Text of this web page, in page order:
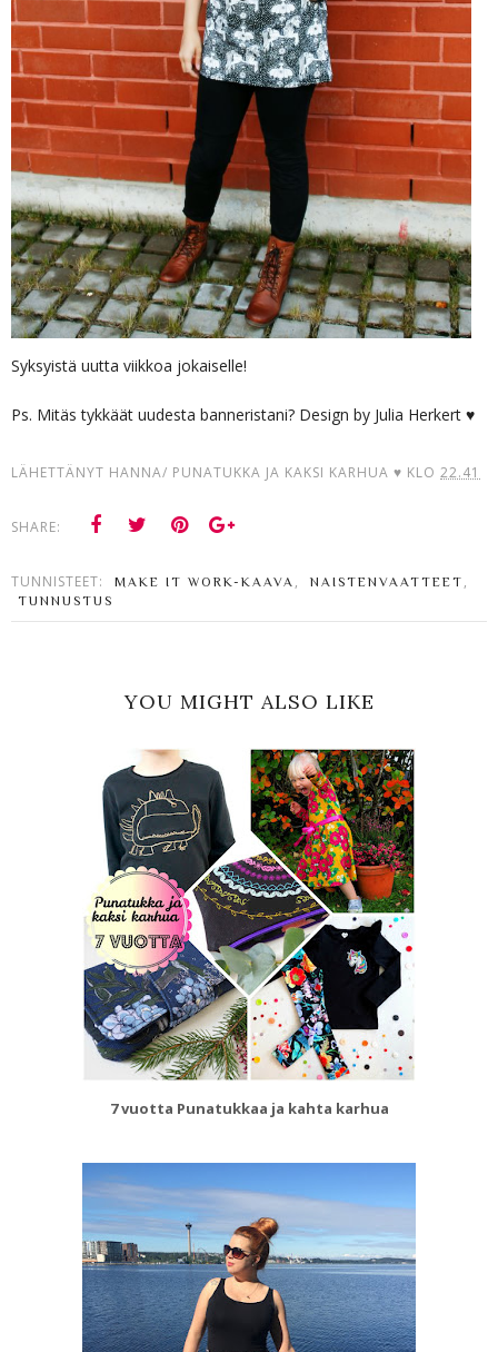
Syksyistä uutta viikkoa jokaiselle!
Ps. Mitäs tykkäät uudesta banneristani? Design by Julia Herkert ♥
LÄHETTÄNYT HANNA/ PUNATUKKA JA KAKSI KARHUA ♥ KLO 22.41
SHARE:
TUNNISTEET: MAKE IT WORK-KAAVA , NAISTENVAATTEET ,
TUNNUSTUS
YOU MIGHT ALSO LIKE
7 vuotta Punatukkaa ja kahta karhua